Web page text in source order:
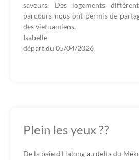
saveurs. Des logements
parcours nous ont permis de
des vietnamiens.
Isabelle
départ du 05/04/2026
Plein les yeux ??
De la baie d'Halong au delta du